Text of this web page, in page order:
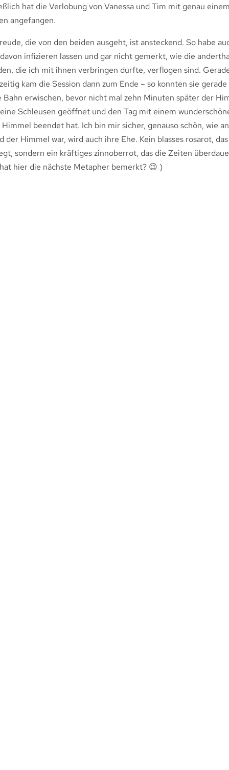
hat die Verlobung von Vanessa und Tim mit genau
angefangen.
die von den beiden ausgeht, ist ansteckend. So habe
infizieren lassen und gar nicht gemerkt, wie die
die ich mit ihnen verbringen durfte, verflogen sind.
kam die Session dann zum Ende – so konnten sie
Bahn erwischen, bevor nicht mal zehn Minuten später der
Schleusen geöffnet und den Tag mit einem
beendet hat. Ich bin mir sicher, genauso schön, wie
der Himmel war, wird auch ihre Ehe. Kein blasses rosarot,
sondern ein kräftiges zinnoberrot, das die Zeiten
hier die nächste Metapher bemerkt? 😉 )